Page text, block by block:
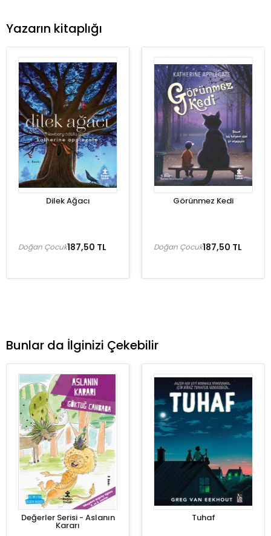
Yazarın kitaplığı
Dilek Ağacı
187,50 TL
Doğan Çocuk
Görünmez Kedi
187,50 TL
Doğan Çocuk
Bunlar da İlginizi Çekebilir
Değerler Serisi - Aslanın
Kararı
Tuhaf